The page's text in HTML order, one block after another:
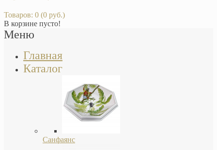
Товаров: 0 (0 руб.)
В корзине пусто!
Меню
Главная
Каталог
Санфаянс